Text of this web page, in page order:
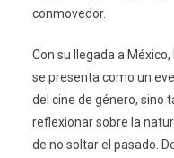
conmovedor.
Con su llegada a México,
se presenta como un
del cine de género, sino
reflexionar sobre la
de no soltar el pasado.